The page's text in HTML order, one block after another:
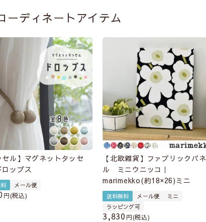
ーディネートアイテム
セル】マグネットタッセ
ップス
メール便
税込
【北欧雑貨】ファブリックパネ
ル ミニウニッコ｜
marimekko(約18×26)ミニ
送料無料 メール便
ミニ
ラッピング可
3,830 税込